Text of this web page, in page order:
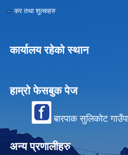
कर तथा शुल्कहरु
कार्यालय रहेको स्थान
हाम्रो फेसबुक पेज
बारपाक सुलिकोट
अन्य प्रणालीहरु